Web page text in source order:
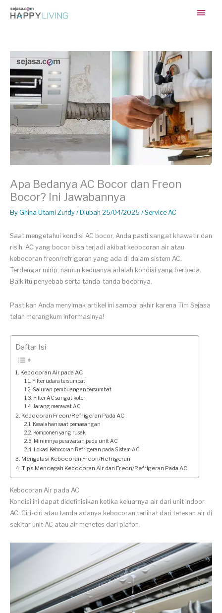
Main
Apa Bedanya AC Bocor dan Freon
Bocor? Ini Jawabannya
By Ghina Utami Zufdy / Diubah 25/04/2025 / Service AC
Saat mengetahui kondisi AC bocor, Anda pasti sangat khawatir dan
risih. AC yang bocor bisa terjadi akibat kebocoran air atau
kebocoran freon/refrigeran yang ada di dalam sistem AC.
Terdengar mirip, namun keduanya adalah kondisi yang berbeda.
Baik itu penyebab serta tanda-tanda bocornya.
Pastikan Anda menyimak artikel ini sampai akhir karena Tim Sejasa
telah merangkum informasinya!
Daftar Isi
Kebocoran Air pada AC
Filter udara tersumbat
Saluran pembuangan tersumbat
Filter AC sangat kotor
Jarang merawat AC
Kebocoran Freon/Refrigeran Pada AC
Kesalahan saat pemasangan
Komponen yang rusak
Minimnya perawatan pada unit AC
Lokasi Kebocoran Refrigeran pada Sistem AC
Mengatasi Kebocoran Freon/Refrigeran
Tips Mencegah Kebocoran Air dan Freon/Refrigeran Pada AC
Kebocoran Air pada AC
Kondisi ini dapat didefinisikan ketika keluarnya air dari unit indoor
AC. Ciri-ciri atau tanda adanya kebocoran terlihat dari tetesan air di
sekitar unit AC atau air menetes dari plafon.